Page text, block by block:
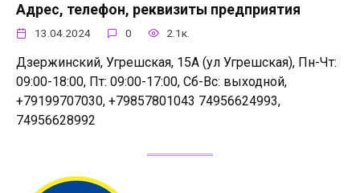
Адрес, телефон, реквизиты предприятия
13.04.2024 0 2.1к.
Дзержинский, Угрешская, 15А (ул Угрешская), Пн-Чт:
09:00-18:00, Пт: 09:00-17:00, Сб-Вс: выходной,
+79199707030, +79857801043 74956624993,
74956628992